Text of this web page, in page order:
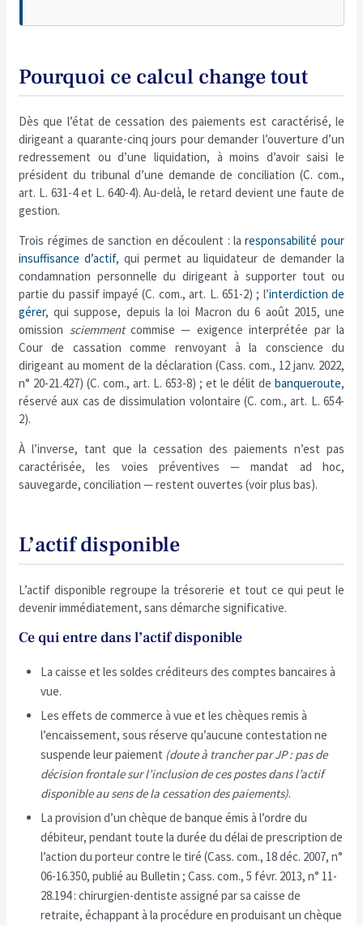
Pourquoi ce calcul change tout
Dès que l’état de cessation des paiements est caractérisé, le
dirigeant a quarante-cinq jours pour demander l’ouverture d’un
redressement ou d’une liquidation, à moins d’avoir saisi le
président du tribunal d’une demande de conciliation (C. com.,
art. L. 631-4 et L. 640-4). Au-delà, le retard devient une faute de
gestion.
Trois régimes de sanction en découlent : laresponsabilité pour
insuffisance d’actif, qui permet au liquidateur de demander la
condamnation personnelle du dirigeant à supporter tout ou
partie du passif impayé (C. com., art. L. 651-2) ; l’interdiction de
gérer, qui suppose, depuis la loi Macron du 6 août 2015, une
omission sciemmentcommise — exigence interprétée par la
Cour de cassation comme renvoyant à la conscience du
dirigeant au moment de la déclaration (Cass. com., 12 janv. 2022,
n° 20-21.427) (C. com., art. L. 653-8) ; et le délit de banqueroute,
réservé aux cas de dissimulation volontaire (C. com., art. L. 654-
2).
À l’inverse, tant que la cessation des paiements n’est pas
caractérisée, les voies préventives — mandat ad hoc,
sauvegarde, conciliation — restent ouvertes (voir plus bas).
L’actif disponible
L’actif disponible regroupe la trésorerie et tout ce qui peut le
devenir immédiatement, sans démarche significative.
Ce qui entre dans l’actif disponible
La caisse et les soldes créditeurs des comptes bancaires à
vue.
Les effets de commerce à vue et les chèques remis à
l’encaissement, sous réserve qu’aucune contestation ne
suspende leur paiement (doute à trancher par JP : pas de
décision frontale sur l’inclusion de ces postes dans l’actif
disponible au sens de la cessation des paiements).
La provision d’un chèque de banque émis à l’ordre du
débiteur, pendant toute la durée du délai de prescription de
l’action du porteur contre le tiré (Cass. com., 18 déc. 2007, n°
06-16.350, publié au Bulletin ; Cass. com., 5 févr. 2013, n° 11-
28.194 : chirurgien-dentiste assigné par sa caisse de
retraite, échappant à la procédure en produisant un chèque